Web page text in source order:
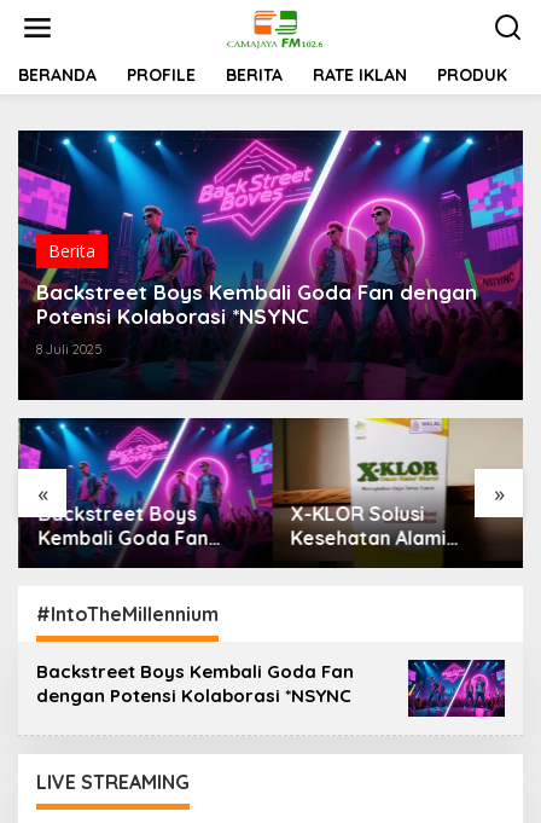
BERANDA PROFILE BERITA RATE IKLAN PRODUK
Berita
Backstreet Boys Kembali Goda Fan dengan
Potensi Kolaborasi *NSYNC
8 Juli 2025
« »
Backstreet Boys
Kembali Goda Fan
dengan Potensi
X-KLOR Solusi
Kesehatan Alami
Berasal Dari Alam
#IntoTheMillennium
Backstreet Boys Kembali Goda Fan
dengan Potensi Kolaborasi *NSYNC
LIVE STREAMING